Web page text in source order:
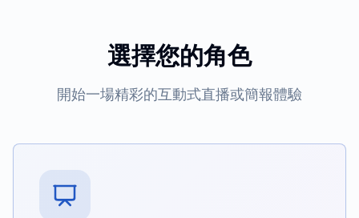
選擇您的角色
開始一場精彩的互動式直播或簡報體驗